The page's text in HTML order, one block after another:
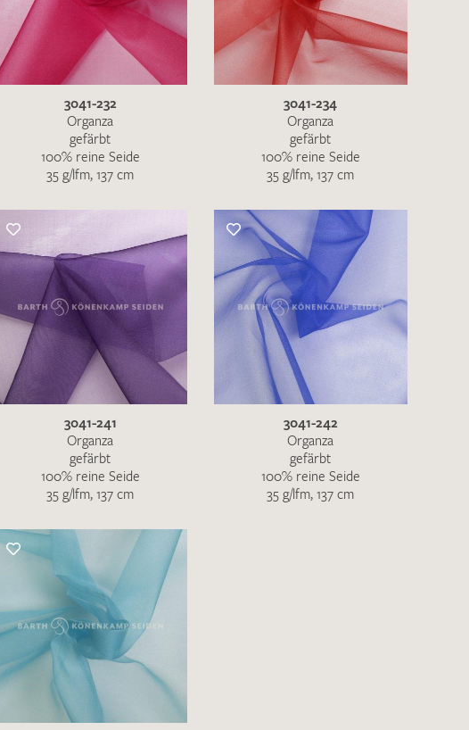
Daten zur Beantwortung meiner Musteranfrage
SENDEN
3041-232
Organza
gefärbt
100% reine Seide
35 g/lfm, 137 cm
3041-234
Organza
gefärbt
100% reine Seide
35 g/lfm, 137 cm
3041-241
Organza
gefärbt
100% reine Seide
35 g/lfm, 137 cm
3041-242
Organza
gefärbt
100% reine Seide
35 g/lfm, 137 cm